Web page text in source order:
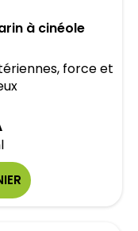
à cinéole
force et